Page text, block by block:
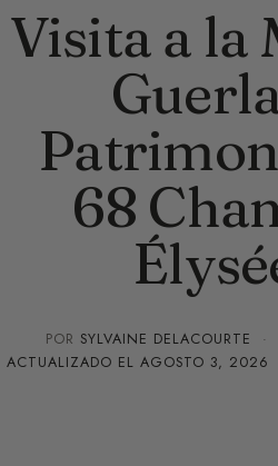
Visita a la
68
POR SYLVAINE DELACOURTE
ACTUALIZADO EL AGOSTO 3, 2026